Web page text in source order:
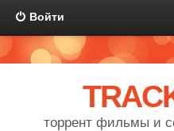
Войти
торрент фильмы и